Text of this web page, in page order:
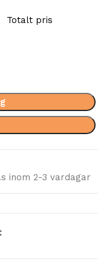
Totalt pris
inom 2-3 vardagar